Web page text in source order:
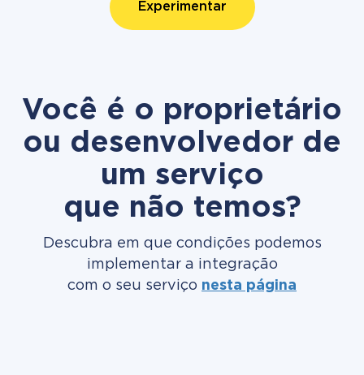
Experimentar
Você é o proprietário
ou desenvolvedor de
um serviço
que não temos?
Descubra em que condições podemos
implementar a integração
com o seu serviço nesta página